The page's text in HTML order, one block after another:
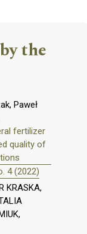
the
Paweł
fertilizer
quality of
4 (2022)
KRASKA,